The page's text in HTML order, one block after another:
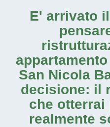
E' arrivato
San Nicola
decisione: il
che otterrai
realmente